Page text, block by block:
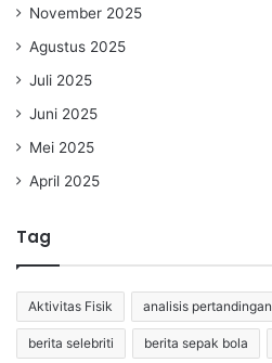
November 2025
Agustus 2025
Juli 2025
Juni 2025
Mei 2025
April 2025
Tag
Aktivitas Fisik analisis pertandingan
berita selebriti berita sepak bola